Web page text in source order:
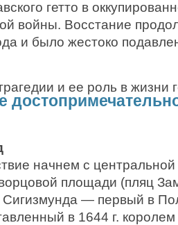
гетто в
войны. Восстание
и было жестоко
и ее роль в жизни
начнем с
площади (пляц
Сигизмунда — первый в
в 1644 г.